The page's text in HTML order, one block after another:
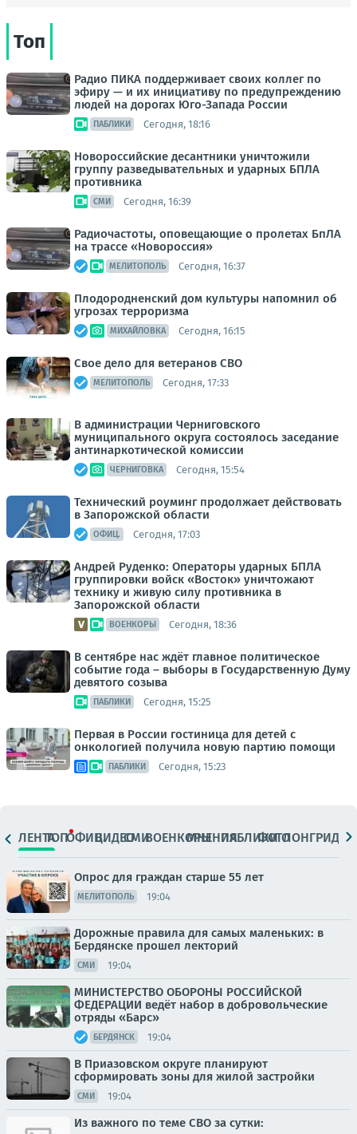
Топ
Радио ПИКА поддерживает своих коллег по
эфиру — и их инициативу по предупреждению
людей на дорогах Юго-Запада России
ПАБЛИКИ Сегодня, 18:16
Новороссийские десантники уничтожили
группу разведывательных и ударных БПЛА
противника
СМИ Сегодня, 16:39
Радиочастоты, оповещающие о пролетах БпЛА
на трассе «Новороссия»
МЕЛИТОПОЛЬ Сегодня, 16:37
Плодородненский дом культуры напомнил об
угрозах терроризма
МИХАЙЛОВКА Сегодня, 16:15
Свое дело для ветеранов СВО
МЕЛИТОПОЛЬ Сегодня, 17:33
В администрации Черниговского
муниципального округа состоялось заседание
антинаркотической комиссии
ЧЕРНИГОВКА Сегодня, 15:54
Технический роуминг продолжает действовать
в Запорожской области
ОФИЦ. Сегодня, 17:03
Андрей Руденко: Операторы ударных БПЛА
группировки войск «Восток» уничтожают
технику и живую силу противника в
Запорожской области
ВОЕНКОРЫ Сегодня, 18:36
В сентябре нас ждёт главное политическое
событие года – выборы в Государственную Думу
девятого созыва
ПАБЛИКИ Сегодня, 15:25
Первая в России гостиница для детей с
онкологией получила новую партию помощи
ПАБЛИКИ Сегодня, 15:23
ЛЕНТАТОПОФИЦ.ВИДЕОСМИВОЕНКОРЫМНЕНИЯПАБЛИКИ
ФОТОЛОНГРИДЫ
Опрос для граждан старше 55 лет
МЕЛИТОПОЛЬ 19:04
Дорожные правила для самых маленьких: в
Бердянске прошел лекторий
СМИ 19:04
МИНИСТЕРСТВО ОБОРОНЫ РОССИЙСКОЙ
ФЕДЕРАЦИИ ведёт набор в добровольческие
отряды «Барс»
БЕРДЯНСК 19:04
В Приазовском округе планируют
сформировать зоны для жилой застройки
СМИ 19:04
Из важного по теме СВО за сутки: